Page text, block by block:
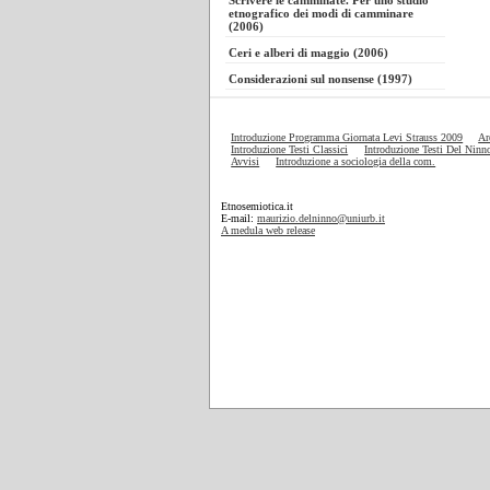
etnografico dei modi di camminare
(2006)
Ceri e alberi di maggio (2006)
Considerazioni sul nonsense (1997)
Introduzione Programma Giornata Levi Strauss 2009
Introduzione Testi Classici
Introduzione Testi Del
Avvisi
Introduzione a sociologia della com.
Etnosemiotica.it
E-mail: maurizio.delninno@uniurb.it
A medula web release